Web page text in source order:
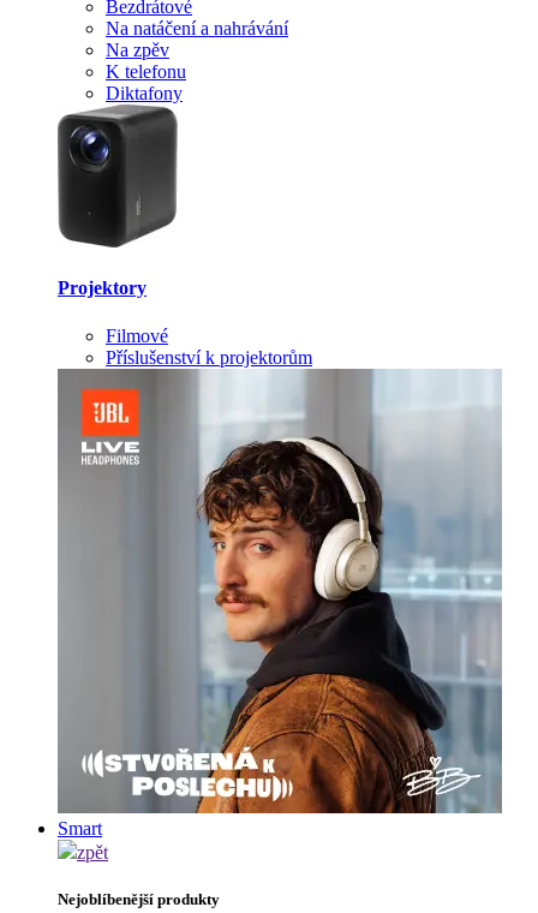
Bezdrátové
Na natáčení a nahrávání
Na zpěv
K telefonu
Diktafony
Projektory
Filmové
Příslušenství k projektorům
Smart
zpět
Nejoblíbenější produkty